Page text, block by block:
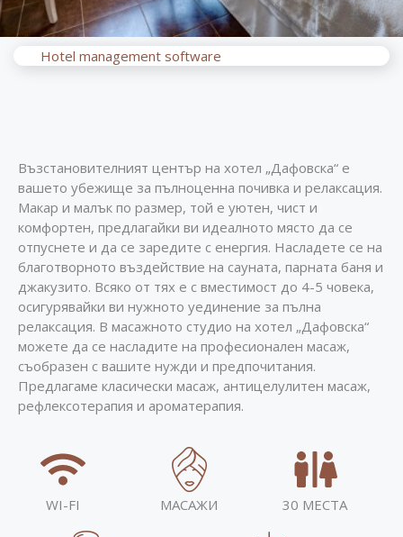
Hotel management software
Възстановителният център на хотел „Дафовска“ е
вашето убежище за пълноценна почивка и релаксация.
Макар и малък по размер, той е уютен, чист и
комфортен, предлагайки ви идеалното място да се
отпуснете и да се заредите с енергия. Насладете се на
благотворното въздействие на сауната, парната баня и
джакузито. Всяко от тях е с вместимост до 4-5 човека,
осигурявайки ви нужното уединение за пълна
релаксация. В масажното студио на хотел „Дафовска“
можете да се насладите на професионален масаж,
съобразен с вашите нужди и предпочитания.
Предлагаме класически масаж, антицелулитен масаж,
рефлексотерапия и ароматерапия.
WI-FI МАСАЖИ 30 МЕСТА